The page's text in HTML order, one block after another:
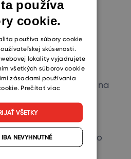
Web, ktorý funguje na
PC. Dokonca
zariadenie vezmete do
byť produktívny
ENGLISH
SLOVAK
používa
cookie.
používa súbory cookie
skúsenosti.
lokality vyjadrujete
všetkých súborov cookie
zásadami používania
Prečítať viac
VŠETKY
NEVYHNUTNÉ